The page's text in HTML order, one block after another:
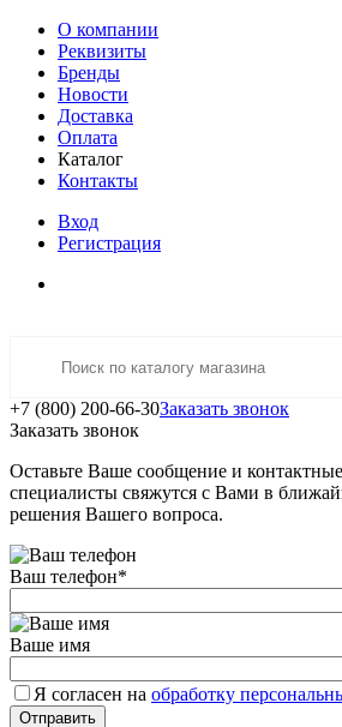
О компании
Реквизиты
Бренды
Новости
Доставка
Оплата
Каталог
Контакты
Вход
Регистрация
+7 (800) 200-66-30Заказать звонок
Заказать звонок
Оставьте Ваше сообщение и
специалисты свяжутся с Вами в
решения Вашего вопроса.
Ваш телефон*
Ваше имя
Я согласен на обработку